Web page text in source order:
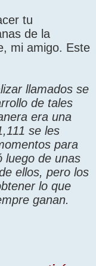
tu
de la
mi amigo. Este
llamados se
de tales
era una
se les
para
luego de unas
ellos, pero los
lo que
ganan.